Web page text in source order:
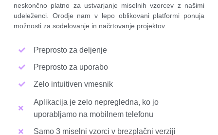
neskončno platno za ustvarjanje miselnih vzorcev z našimi
udeleženci. Orodje nam v lepo oblikovani platformi ponuja
možnosti za sodelovanje in načrtovanje projektov.
Preprosto za deljenje
Preprosto za uporabo
Zelo intuitiven vmesnik
Aplikacija je zelo nepregledna, ko jo
uporabljamo na mobilnem telefonu
Samo 3 miselni vzorci v brezplačni verziji